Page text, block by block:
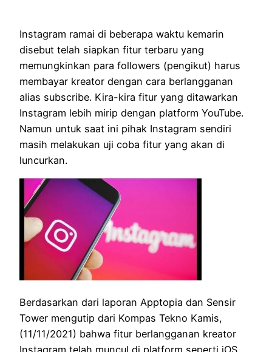
Instagram ramai di beberapa waktu kemarin
disebut telah siapkan fitur terbaru yang
memungkinkan para followers (pengikut) harus
membayar kreator dengan cara berlangganan
alias subscribe. Kira-kira fitur yang ditawarkan
Instagram lebih mirip dengan platform YouTube.
Namun untuk saat ini pihak Instagram sendiri
masih melakukan uji coba fitur yang akan di
luncurkan.
Berdasarkan dari laporan Apptopia dan Sensir
Tower mengutip dari Kompas Tekno Kamis,
(11/11/2021) bahwa fitur berlangganan kreator
Instagram telah muncul di platform seperti iOS.